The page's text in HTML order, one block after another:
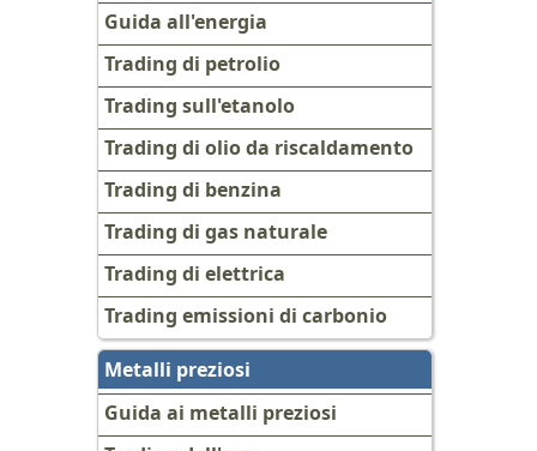
Guida all'energia
Trading di petrolio
Trading sull'etanolo
Trading di olio da riscaldamento
Trading di benzina
Trading di gas naturale
Trading di elettrica
Trading emissioni di carbonio
Metalli preziosi
Guida ai metalli preziosi